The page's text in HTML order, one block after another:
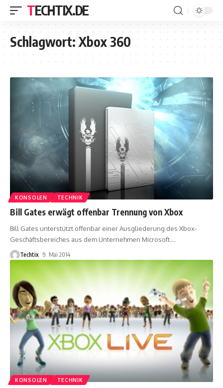
TECHTIX.DE
Schlagwort:Xbox 360
KONSOLEN TECHNIK
Bill Gates erwägt offenbar Trennung von Xbox
Bill Gates unterstützt offenbar einer Ausgliederung des Xbox-
Geschäftsbereiches aus dem Unternehmen Microsoft.…
Techtix 9. Mai 2014
KONSOLEN TECHNIK